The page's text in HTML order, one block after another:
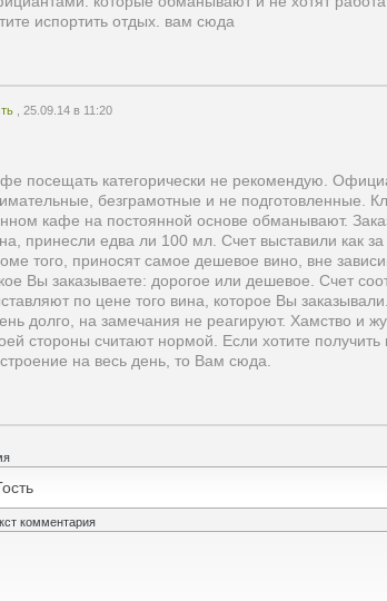
испортить отдых. вам сюда
, 25.09.14 в 11:20
посещать категорически не рекомендую.
безграмотные и не подготовленные.
кафе на постоянной основе обманывают.
принесли едва ли 100 мл. Счет выставили как за
того, приносят самое дешевое вино, вне
Вы заказываете: дорогое или дешевое. Счет
по цене того вина, которое Вы
долго, на замечания не реагируют. Хамство и
стороны считают нормой. Если хотите получить
на весь день, то Вам сюда.
комментария